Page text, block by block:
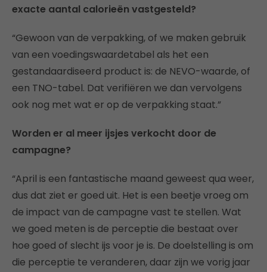
exacte aantal calorieën vastgesteld?
“Gewoon van de verpakking, of we maken gebruik
van een voedingswaardetabel als het een
gestandaardiseerd product is: de NEVO-waarde, of
een TNO-tabel. Dat verifiëren we dan vervolgens
ook nog met wat er op de verpakking staat.”
Worden er al meer ijsjes verkocht door de
campagne?
“April is een fantastische maand geweest qua weer,
dus dat ziet er goed uit. Het is een beetje vroeg om
de impact van de campagne vast te stellen. Wat
we goed meten is de perceptie die bestaat over
hoe goed of slecht ijs voor je is. De doelstelling is om
die perceptie te veranderen, daar zijn we vorig jaar